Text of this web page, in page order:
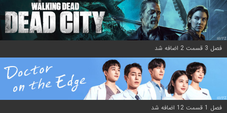
فصل 3 قسمت 2 اضافه شد
فصل 1 قسمت 12 اضافه شد